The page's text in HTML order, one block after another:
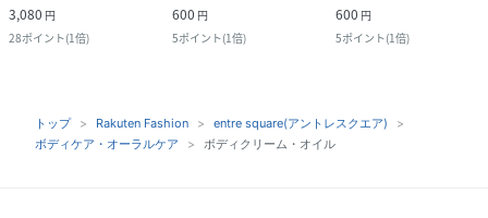
3,080 円
28ポイント(1倍)
600 円
5ポイント(1倍)
600 円
5ポイント(1倍)
トップ Rakuten Fashion
entre square(アントレスクエア)
ボディケア・オーラルケア
ボディクリーム・オイル